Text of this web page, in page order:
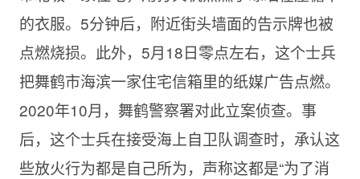
的衣服。5分钟后，附近街头墙面的告示牌也被
点燃烧损。此外，5月18日零点左右，这个士兵
把舞鹤市海滨一家住宅信箱里的纸媒广告点燃。
2020年10月，舞鹤警察署对此立案侦查。事
后，这个士兵在接受海上自卫队调查时，承认这
些放火行为都是自己所为，声称这都是“为了消